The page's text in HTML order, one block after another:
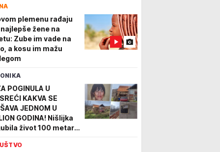
plemenu rađaju
žene na
Zube im vade na
a kosu im mažu
POGINULA U
KAKVA SE
JEDNOM U
GODINA! Nišlijka
život 100 metara
mesecima čeka